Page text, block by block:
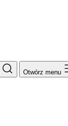
Otwórz menu